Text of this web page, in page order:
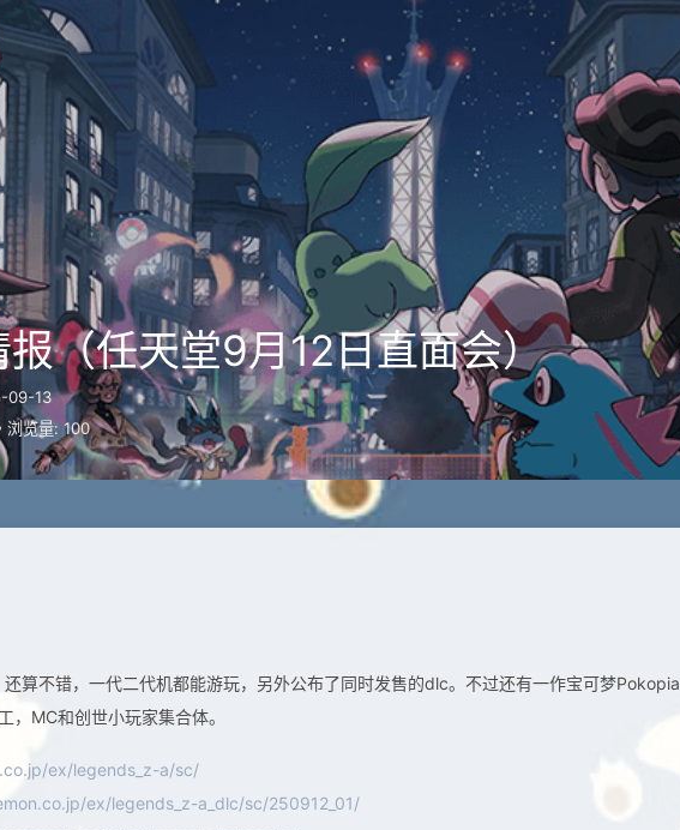
（任天堂9月12日直面会）
09-13
浏览量: 100
算不错，一代二代机都能游玩，另外公布了同时发售的dlc。不过还有一作宝可梦Pokopia
，MC和创世小玩家集合体。
ex/legends_z-a/sc/
ex/legends_z-a_dlc/sc/250912_01/